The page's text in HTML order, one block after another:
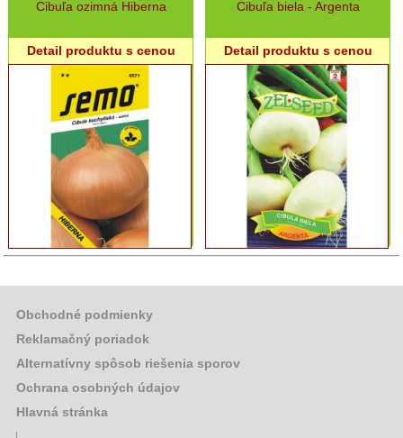
Bylinky
Kvety,
liečivé
Chovateľské
potreby
Grilovací
program
Dekorácie
Domáce
potreby
Cibuľa ozimná Hiberna
Detail produktu s cenou
Cibuľa biela - Argenta
Detail produktu s cenou
Obchodné podmienky
Reklamačný poriadok
Alternatívny spôsob riešenia sporov
Ochrana osobných údajov
Hlavná stránka